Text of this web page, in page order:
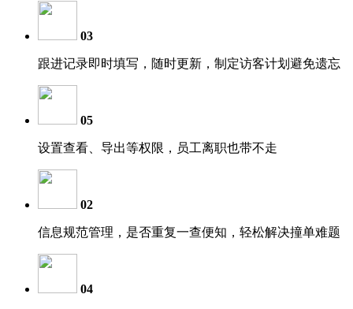
03
跟进记录即时填写，随时更新，制定访客计划避免遗忘
05
设置查看、导出等权限，员工离职也带不走
02
信息规范管理，是否重复一查便知，轻松解决撞单难题
04